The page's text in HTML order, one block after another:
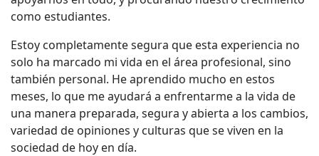
como estudiantes.
Estoy completamente segura que esta experiencia no
solo ha marcado mi vida en el área profesional, sino
también personal. He aprendido mucho en estos
meses, lo que me ayudará a enfrentarme a la vida de
una manera preparada, segura y abierta a los cambios,
variedad de opiniones y culturas que se viven en la
sociedad de hoy en día.